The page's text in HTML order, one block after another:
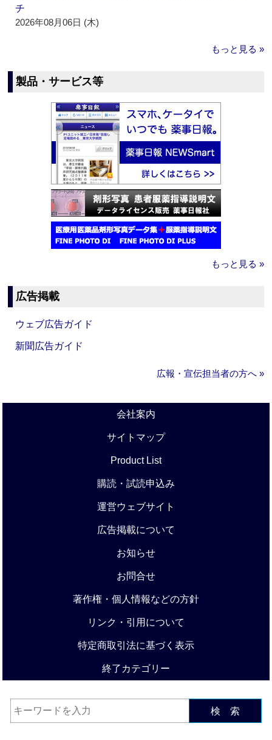
チ
2026年08月06日 (木)
もっと見る »
製品・サービス等
もっと見る »
広告掲載
ウェブ広告ガイド
新聞広告ガイド
広報・宣伝担当者の方へ »
会社案内
サイトマップ
Product List
購読・試読申込み
運営ウェブサイト
広告掲載について
お知らせ
お問合せ
著作権・個人情報などの方針
リンク・引用について
特定商取引法に基づく表示
終了カテゴリー
検 索